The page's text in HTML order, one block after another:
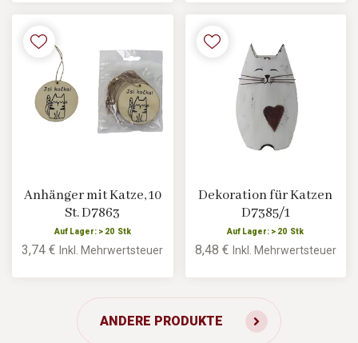
Anhänger mit Katze, 10
St. D7863
Auf Lager: > 20 Stk
3,74 €Inkl. Mehrwertsteuer
Dekoration für Katzen
D7385/1
Auf Lager: > 20 Stk
8,48 € Inkl. Mehrwertsteuer
ANDERE PRODUKTE